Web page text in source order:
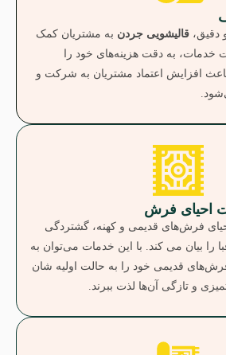
دقیق،قالیشویی جردنبه مشتریان کمک
به دقت هزینه‌های خود را
افزایش اعتماد مشتریان به شرکت و
احیای فرش
فرش‌های قدیمی و کهنه، گشتردگی
بیان می کند. با این خدمات می‌توان به
قدیمی خود را به حالت اولیه‌ شان
و تازگی آن‌ها لذت ببرند.